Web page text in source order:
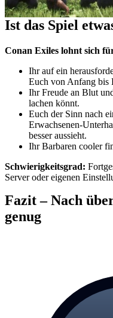
Ist das Spiel
Conan Exiles lohnt sich
Ihr auf ein
Euch von Anfang bis
Ihr Freude an Blut
lachen könnt.
Euch der Sinn nach
Erwachsenen-
besser aussieht.
Ihr Barbaren cooler
Schwierigkeitsgrad:
Server oder eigenen
Fazit – Nach
genug